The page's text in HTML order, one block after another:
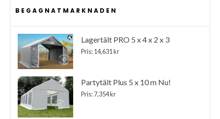
BEGAGNATMARKNADEN
Lagertält PRO 5 x 4 x 2 x 3
Pris: 14,631 kr
Partytält Plus 5 x 10 m Nu!
Pris: 7,354 kr